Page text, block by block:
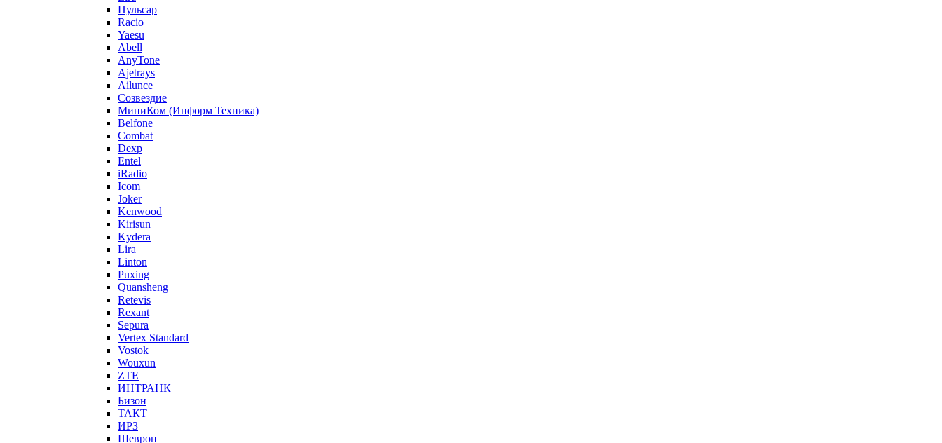
Пульсар
Racio
Yaesu
Abell
AnyTone
Ajetrays
Ailunce
Созвездие
МиниКом (Информ Техника)
Belfone
Combat
Dexp
Entel
iRadio
Icom
Joker
Kenwood
Kirisun
Kydera
Lira
Linton
Puxing
Quansheng
Retevis
Rexant
Sepura
Vertex Standard
Vostok
Wouxun
ZTE
ИНТРАНК
Бизон
ТАКТ
ИРЗ
Шеврон